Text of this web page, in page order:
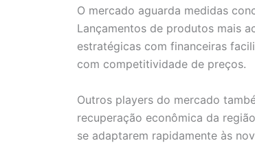
O mercado aguarda medidas
Lançamentos de produtos mais
estratégicas com financeiras
com competitividade de preços.
Outros players do mercado
recuperação econômica da
se adaptarem rapidamente às